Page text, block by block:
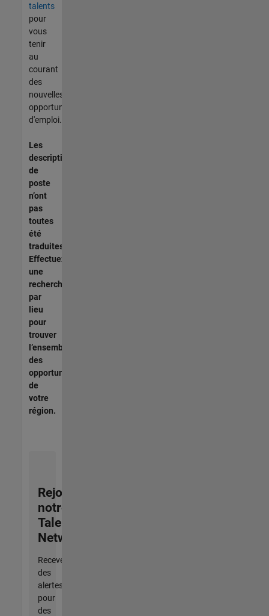
talents
pour
vous
tenir
au
courant
des
nouvelles
opportunités
d'emploi.
Les
descriptions
de
poste
n’ont
pas
toutes
été
traduites.
Effectuez
une
recherche
par
lieu
pour
trouver
l’ensemble
des
opportunités
de
votre
région.
Rejoignez
notre
Talent
Network
Recevez
des
alertes
pour
des